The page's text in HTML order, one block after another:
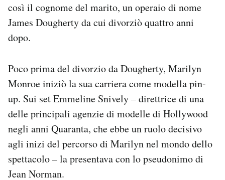
così il cognome del marito, un operaio di nome
James Dougherty da cui divorziò quattro anni
dopo.
Poco prima del divorzio da Dougherty, Marilyn
Monroe iniziò la sua carriera come modella pin-
up. Sui set Emmeline Snively – direttrice di una
delle principali agenzie di modelle di Hollywood
negli anni Quaranta, che ebbe un ruolo decisivo
agli inizi del percorso di Marilyn nel mondo dello
spettacolo – la presentava con lo pseudonimo di
Jean Norman.